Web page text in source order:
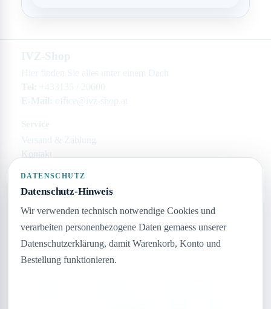
Versand & Zahlung
Kontakt
Rechtliches
Impressum
Widerruf
DATENSCHUTZ
Datenschutz-Hinweis
Wir verwenden technisch notwendige Cookies und
verarbeiten personenbezogene Daten gemaess unserer
Datenschutzerklärung, damit Warenkorb, Konto und
Bestellung funktionieren.